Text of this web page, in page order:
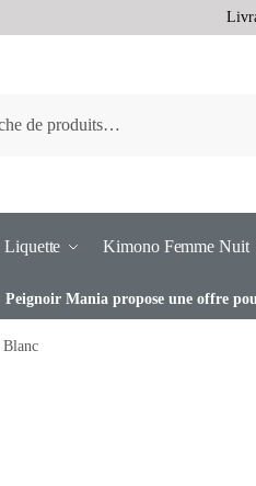
Liquette Kimono Femme Nuit
Peignoir Mania propose une offre